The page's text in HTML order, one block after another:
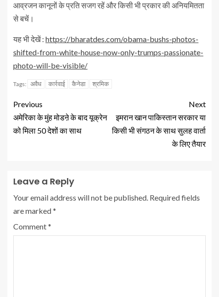
आव्रजन कानूनों के प्रति सजग रहें और किसी भी प्रकार की अनियमितता
से बचें।
यह भी देखें : https://bharatdes.com/obama-bushs-photos-
shifted-from-white-house-now-only-trumps-passionate-
photo-will-be-visible/
Tags: अवैध कार्रवाई कैनेडा श्रमिक
Previous
अमेरिका के मुंह मोडऩे के बाद यूक्रेन
को मिला 50 देशों का साथ
Next
इमरान खान पाकिस्तान सरकार या
किसी भी संगठन के साथ सुलह वार्ता
के लिए तैयार
Leave a Reply
Your email address will not be published. Required fields
are marked*
Comment*